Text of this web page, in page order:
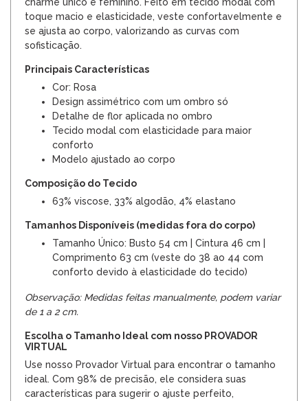
toque macio e elasticidade, veste confortavelmente e
se ajusta ao corpo, valorizando as curvas com
sofisticação.
Principais Características
Cor: Rosa
Design assimétrico com um ombro só
Detalhe de flor aplicada no ombro
Tecido modal com elasticidade para maior
conforto
Modelo ajustado ao corpo
Composição do Tecido
63% viscose, 33% algodão, 4% elastano
Tamanhos Disponíveis (medidas fora do corpo)
Tamanho Único: Busto 54 cm | Cintura 46 cm |
Comprimento 63 cm (veste do 38 ao 44 com
conforto devido à elasticidade do tecido)
Observação: Medidas feitas manualmente, podem variar
de 1 a 2 cm.
Escolha o Tamanho Ideal com nosso PROVADOR
VIRTUAL
Use nosso Provador Virtual para encontrar o tamanho
ideal. Com 98% de precisão, ele considera suas
características para sugerir o ajuste perfeito,